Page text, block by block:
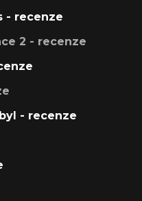
- recenze
2 - recenze
- recenze